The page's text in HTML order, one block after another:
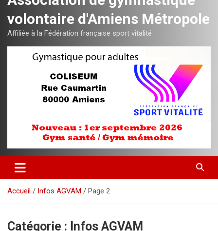
volontaire d'Amiens Métropole
Affiliée à la Fédération française sport vitalité
Accueil Infos AGVAM Page 2
Catégorie : Infos AGVAM